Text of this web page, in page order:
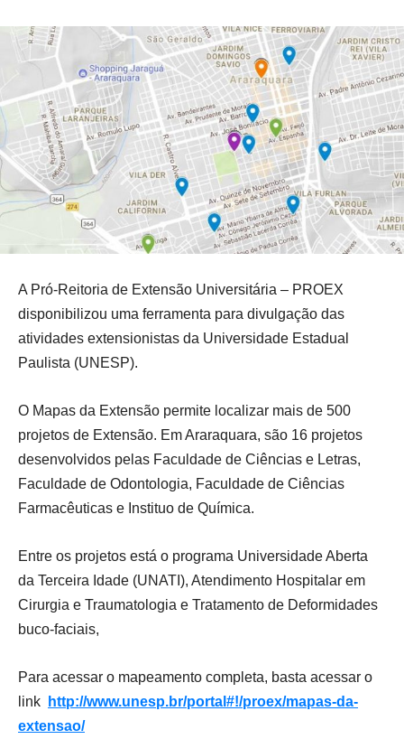
A Pró-Reitoria de Extensão Universitária – PROEX
disponibilizou uma ferramenta para divulgação das
atividades extensionistas da Universidade Estadual
Paulista (UNESP).
O Mapas da Extensão permite localizar mais de 500
projetos de Extensão. Em Araraquara, são 16 projetos
desenvolvidos pelas Faculdade de Ciências e Letras,
Faculdade de Odontologia, Faculdade de Ciências
Farmacêuticas e Instituo de Química.
Entre os projetos está o programa Universidade Aberta
da Terceira Idade (UNATI), Atendimento Hospitalar em
Cirurgia e Traumatologia e Tratamento de Deformidades
buco-faciais,
Para acessar o mapeamento completa, basta acessar o
link
http://www.unesp.br/portal#!/proex/mapas-da-
extensao/